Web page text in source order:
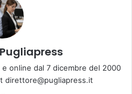
online dal 7 dicembre del 2000
direttore@pugliapress.it